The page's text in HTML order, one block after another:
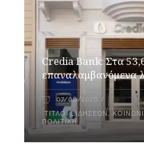
Credia Bank: Στα
επαναλαμβανόμενα
07/08/2026
ΤΊΤΛΟΙ ΕΙΔΉΣΕΩΝ ,
ΠΟΛΙΤΙΚΉ